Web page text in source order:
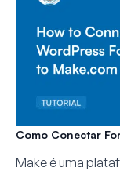
Como Conectar
Make é uma